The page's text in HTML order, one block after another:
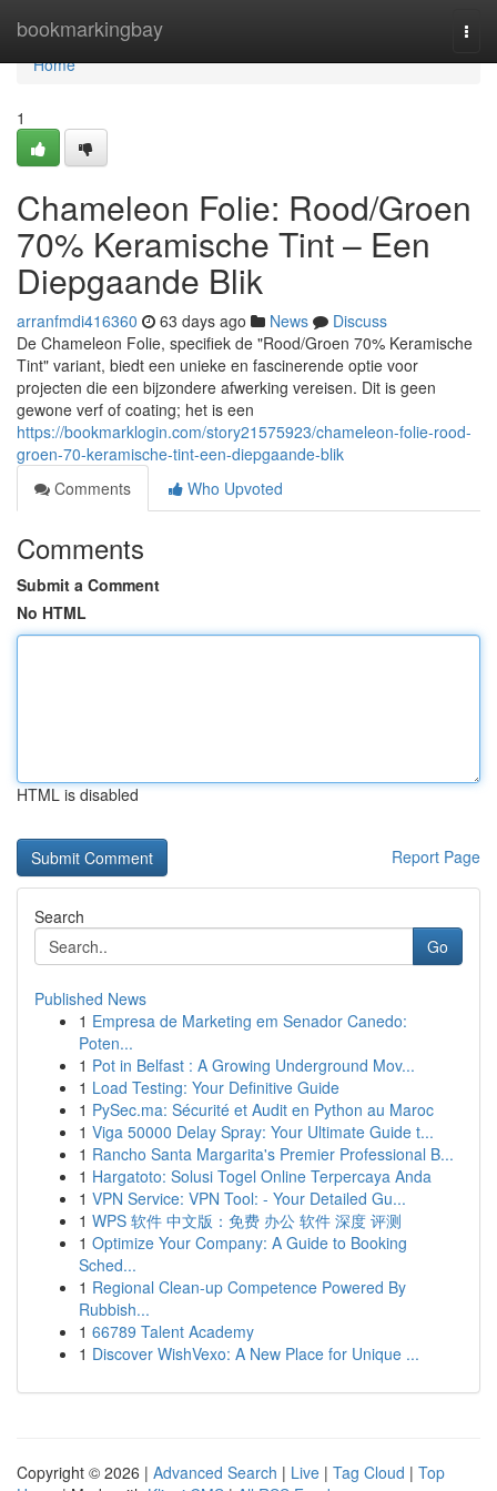
bookmarkingbay
Home
Home
1
Chameleon Folie: Rood/Groen
70% Keramische Tint – Een
Diepgaande Blik
arranfmdi416360 63 days ago News
Discuss
De Chameleon Folie, specifiek de "Rood/Groen 70% Keramische
Tint" variant, biedt een unieke en fascinerende optie voor
projecten die een bijzondere afwerking vereisen. Dit is geen
gewone verf of coating; het is een
https://bookmarklogin.com/story21575923/chameleon-folie-rood-
groen-70-keramische-tint-een-diepgaande-blik
Comments
Who Upvoted
Comments
Submit a Comment
No HTML
HTML is disabled
Report Page
Search
Go
Published News
1 Empresa de Marketing em Senador Canedo:
Poten...
1 Pot in Belfast : A Growing Underground Mov...
1 Load Testing: Your Definitive Guide
1 PySec.ma: Sécurité et Audit en Python au Maroc
1 Viga 50000 Delay Spray: Your Ultimate Guide t...
1 Rancho Santa Margarita's Premier Professional B...
1 Hargatoto: Solusi Togel Online Terpercaya Anda
1 VPN Service: VPN Tool: - Your Detailed Gu...
1 WPS 软件 中文版：免费 办公 软件 深度 评测
1 Optimize Your Company: A Guide to Booking
Sched...
1 Regional Clean-up Competence Powered By
Rubbish...
1 66789 Talent Academy
1 Discover WishVexo: A New Place for Unique ...
Copyright © 2026 | Advanced Search | Live | Tag Cloud | Top